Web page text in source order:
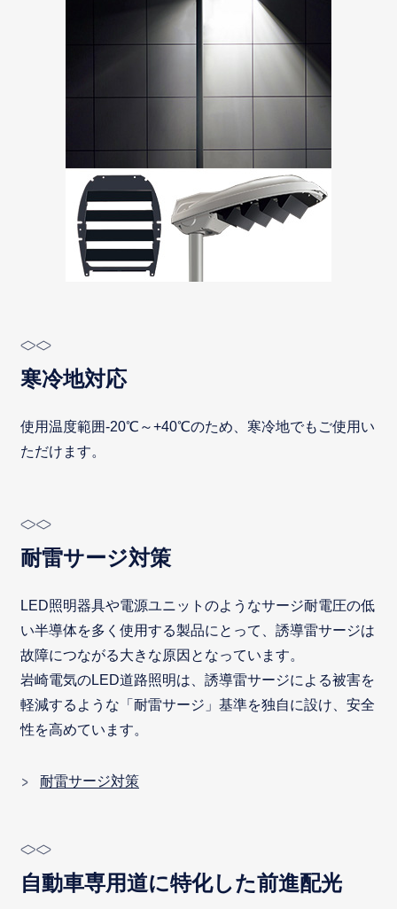
寒冷地対応
使用温度範囲-20℃～+40℃のため、寒冷地でもご使用い
ただけます。
耐雷サージ対策
LED照明器具や電源ユニットのようなサージ耐電圧の低
い半導体を多く使用する製品にとって、誘導雷サージは
故障につながる大きな原因となっています。
岩崎電気のLED道路照明は、誘導雷サージによる被害を
軽減するような「耐雷サージ」基準を独自に設け、安全
性を高めています。
耐雷サージ対策
自動車専用道に特化した前進配光